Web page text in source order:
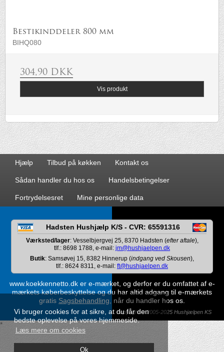
Vi bruger cookies for at sikre, at du får den
bedste oplevelse på vores hjemmeside.
Læs mere om cookies
Ok
Bestikinddeler 800 mm
BIHQ080
304,90 DKK
Vis produkt
Hjælp Tilbud på køkken Kontakt os
Sådan handler du hos os Handelsbetingelser
Fortrydelsesret Mine personlige data
Hadsten Hushjælp K/S - CVR: 65591316
Værksted/lager: Vesselbjergvej 25, 8370 Hadsten (efter aftale),
tlf.: 8698 1788, e-mail: jm@hushjaelpen.dk
Butik: Samsøvej 15, 8382 Hinnerup (indgang ved Skousen),
tlf.: 8624 8311, e-mail: ft@hushjaelpen.dk
www.koekkennetto.dk er e-mærket, og derfor er du omfattet af e-
mærkets køberbeskyttelse og du har altid adgang til e-mærkets
gratis Sagsbehandling , når du handler hos os.
Copyright © 2005-2025 Hushjælpen KS
*